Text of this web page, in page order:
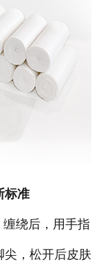
标准
绕后，用手指
尖，松开后皮肤